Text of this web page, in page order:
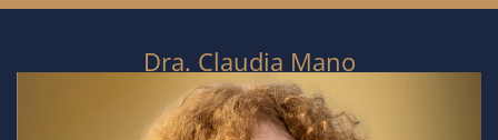
Dra. Claudia Mano